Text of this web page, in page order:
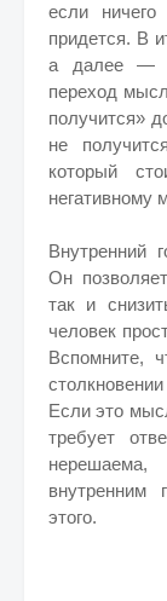
если
придется. В
а далее — к
переход
получится»
не
который
Внутренний
Он
так и
человек
Вспомните,
Если это
требует
внутренним
этого.